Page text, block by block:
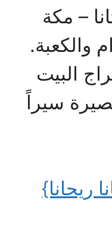
– مكة
والكعبة.
البيت
سيراً
ريحانا}